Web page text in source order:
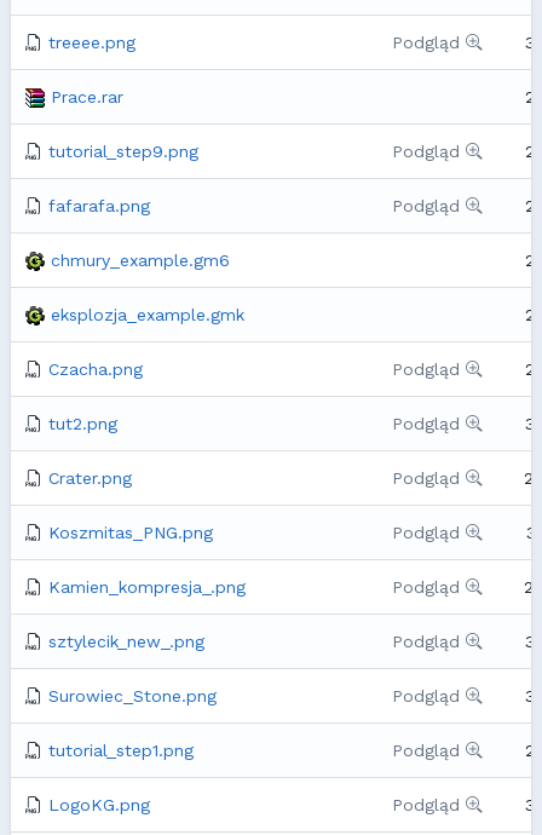
treeee.png Podgląd
Prace.rar
tutorial_step9.png Podgląd
fafarafa.png Podgląd
chmury_example.gm6
eksplozja_example.gmk
Czacha.png Podgląd
tut2.png Podgląd
Crater.png Podgląd
Koszmitas_PNG.png Podgląd
Kamien_kompresja_.png Podgląd
sztylecik_new_.png Podgląd
Surowiec_Stone.png Podgląd
tutorial_step1.png Podgląd
LogoKG.png Podgląd